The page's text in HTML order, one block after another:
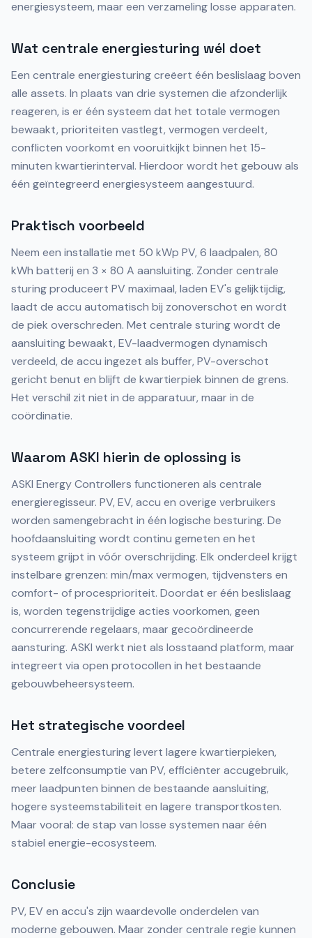
energiesysteem, maar een verzameling losse apparaten.
Wat centrale energiesturing wél doet
Een centrale energiesturing creëert één beslislaag boven
alle assets. In plaats van drie systemen die afzonderlijk
reageren, is er één systeem dat het totale vermogen
bewaakt, prioriteiten vastlegt, vermogen verdeelt,
conflicten voorkomt en vooruitkijkt binnen het 15-
minuten kwartierinterval. Hierdoor wordt het gebouw als
één geïntegreerd energiesysteem aangestuurd.
Praktisch voorbeeld
Neem een installatie met 50 kWp PV, 6 laadpalen, 80
kWh batterij en 3 × 80 A aansluiting. Zonder centrale
sturing produceert PV maximaal, laden EV's gelijktijdig,
laadt de accu automatisch bij zonoverschot en wordt
de piek overschreden. Met centrale sturing wordt de
aansluiting bewaakt, EV-laadvermogen dynamisch
verdeeld, de accu ingezet als buffer, PV-overschot
gericht benut en blijft de kwartierpiek binnen de grens.
Het verschil zit niet in de apparatuur, maar in de
coördinatie.
Waarom ASKI hierin de oplossing is
ASKI Energy Controllers functioneren als centrale
energieregisseur. PV, EV, accu en overige verbruikers
worden samengebracht in één logische besturing. De
hoofdaansluiting wordt continu gemeten en het
systeem grijpt in vóór overschrijding. Elk onderdeel krijgt
instelbare grenzen: min/max vermogen, tijdvensters en
comfort- of procesprioriteit. Doordat er één beslislaag
is, worden tegenstrijdige acties voorkomen, geen
concurrerende regelaars, maar gecoördineerde
aansturing. ASKI werkt niet als losstaand platform, maar
integreert via open protocollen in het bestaande
gebouwbeheersysteem.
Het strategische voordeel
Centrale energiesturing levert lagere kwartierpieken,
betere zelfconsumptie van PV, efficiënter accugebruik,
meer laadpunten binnen de bestaande aansluiting,
hogere systeemstabiliteit en lagere transportkosten.
Maar vooral: de stap van losse systemen naar één
stabiel energie-ecosysteem.
Conclusie
PV, EV en accu's zijn waardevolle onderdelen van
moderne gebouwen. Maar zonder centrale regie kunnen